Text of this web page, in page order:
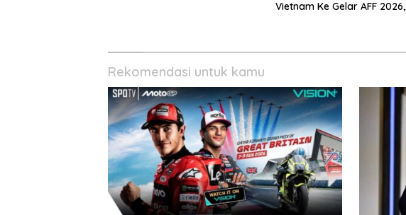
Vietnam Ke Gelar AFF 2026,
Rekomendasi untuk kamu